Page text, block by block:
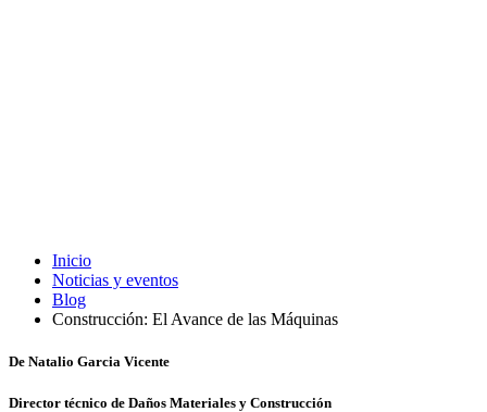
Inicio
Noticias y eventos
Blog
Construcción: El Avance de las Máquinas
De Natalio Garcia Vicente
Director técnico de Daños Materiales y Construcción